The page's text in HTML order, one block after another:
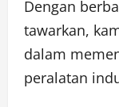
Dengan
tawarkan,
dalam
peralatan